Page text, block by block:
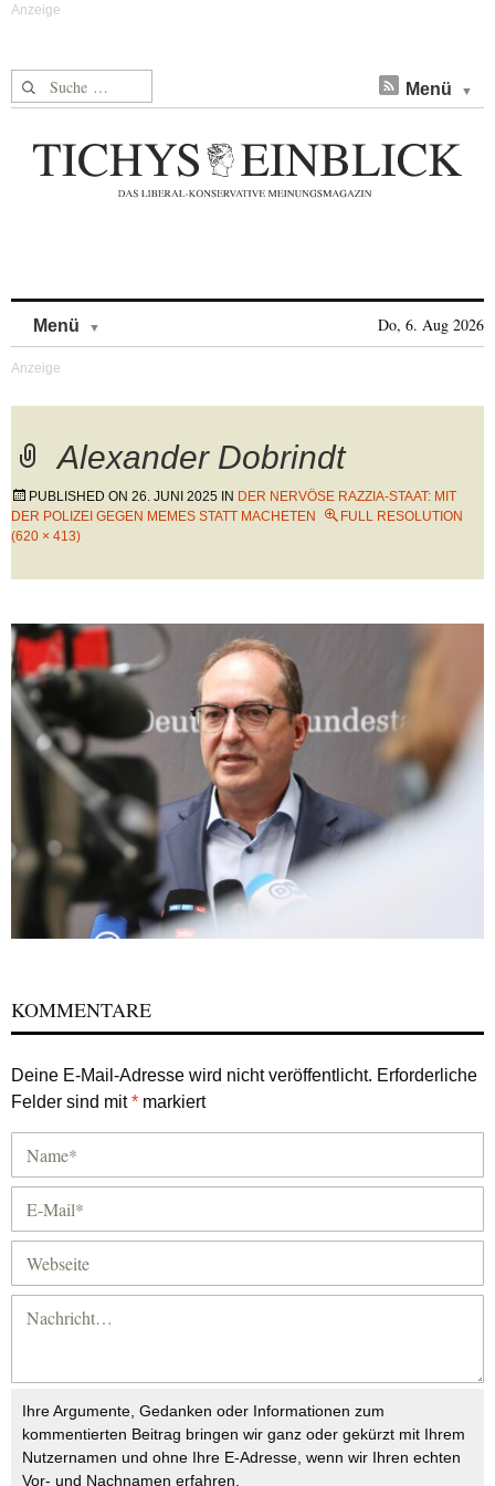
Suche nach: Menü
Menü Do, 6. Aug 2026
Alexander Dobrindt
PUBLISHED ON 26. JUNI 2025 IN DER NERVÖSE RAZZIA-STAAT: MIT
DER POLIZEI GEGEN MEMES STATT MACHETEN
FULL RESOLUTION
(620 × 413)
KOMMENTARE
Deine E-Mail-Adresse wird nicht veröffentlicht. Erforderliche
Felder sind mit* markiert
Ihre Argumente, Gedanken oder Informationen zum
kommentierten Beitrag bringen wir ganz oder gekürzt mit Ihrem
Nutzernamen und ohne Ihre E-Adresse, wenn wir Ihren echten
Vor- und Nachnamen erfahren.